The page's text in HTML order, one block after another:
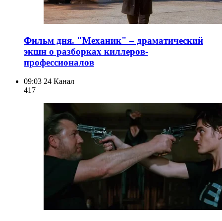
Фильм дня. "Механик" – драматический
экшн о разборках киллеров-
профессионалов
09:03 24 Канал
417